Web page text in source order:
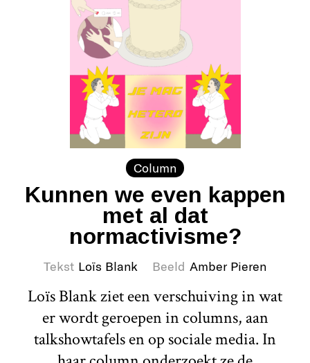
Column
Kunnen we even kappen
met al dat
normactivisme?
Tekst Loïs Blank Beeld Amber Pieren
Loïs Blank ziet een verschuiving in wat
er wordt geroepen in columns, aan
talkshowtafels en op sociale media. In